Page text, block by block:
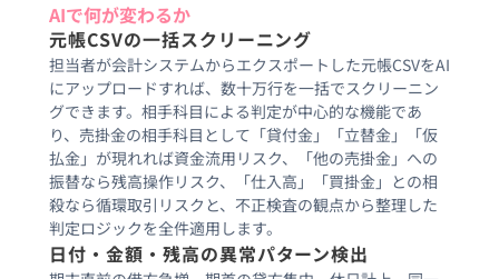
AIで何が変わるか
元帳CSVの一括スクリーニング
担当者が会計システムからエクスポートした元帳CSVをAI
にアップロードすれば、数十万行を一括でスクリーニン
グできます。相手科目による判定が中心的な機能であ
り、売掛金の相手科目として「貸付金」「立替金」「仮
払金」が現れれば資金流用リスク、「他の売掛金」への
振替なら残高操作リスク、「仕入高」「買掛金」との相
殺なら循環取引リスクと、不正検査の観点から整理した
判定ロジックを全件適用します。
日付・金額・残高の異常パターン検出